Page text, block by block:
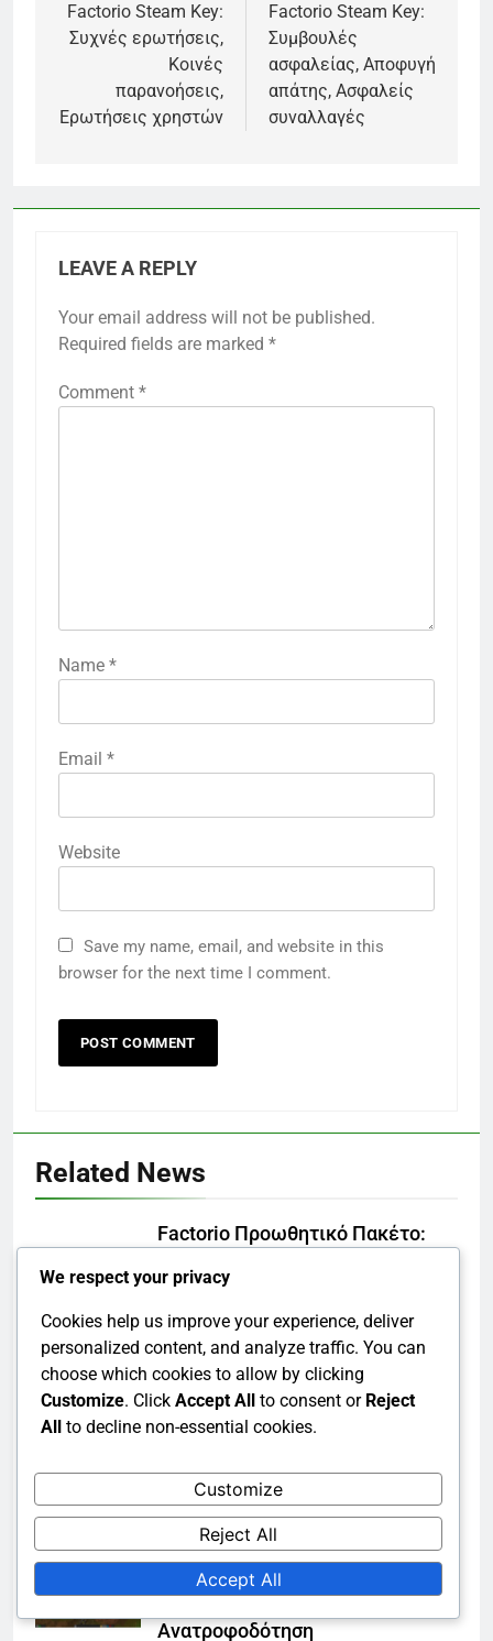
navigation
Factorio Steam Key:
Συχνές ερωτήσεις,
Κοινές
παρανοήσεις,
Ερωτήσεις χρηστών
Factorio Steam Key:
Συμβουλές
ασφαλείας, Αποφυγή
απάτης, Ασφαλείς
συναλλαγές
LEAVE A REPLY
Your email address will not be published.
Required fields are marked *
Comment *
Name *
Email *
Website
Save my name, email, and website in this
browser for the next time I comment.
Related News
Factorio Προωθητικό Πακέτο:
Ενημερώσεις κατάστασης,
Ειδοποιήσεις χρηστών
διαχειριστής
3 months ago 0
Factorio Προωθητικό Πακέτο:
Περιφερειακή διαθεσιμότητα,
διαχειριστής
Factorio Προωθητικό Πακέτο:
Συμμετοχή της κοινότητας,
Αλληλεπιδράσεις στα μέσα
Ανατροφοδότηση
We respect your privacy
Cookies help us improve your experience, deliver
personalized content, and analyze traffic. You can
choose which cookies to allow by clicking
Customize. Click Accept All to consent or Reject
All to decline non-essential cookies.
Customize
Reject All
Accept All